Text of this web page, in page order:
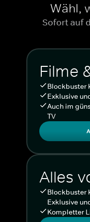
Wähl,
Sofort auf
Filme
Blockbuster
Exklusive
Auch im
TV
Alles
Blockbuster
Exklusive
Kompletter